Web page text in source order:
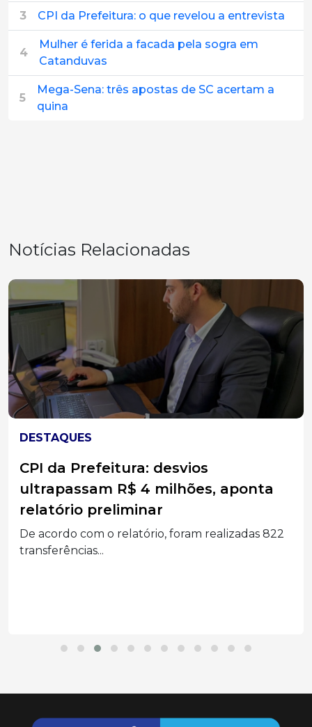
3 CPI da Prefeitura: o que revelou a entrevista
4
Mulher é ferida a facada pela sogra em
Catanduvas
5
Mega-Sena: três apostas de SC acertam a
quina
Notícias Relacionadas
JOAÇABA
Vereadores avançam na busca por
soluções para a pavimentação das
paralelas à BR 282 em Joaçaba
Entenda as discussões sobre a pavimentação em
Joaçaba, com...